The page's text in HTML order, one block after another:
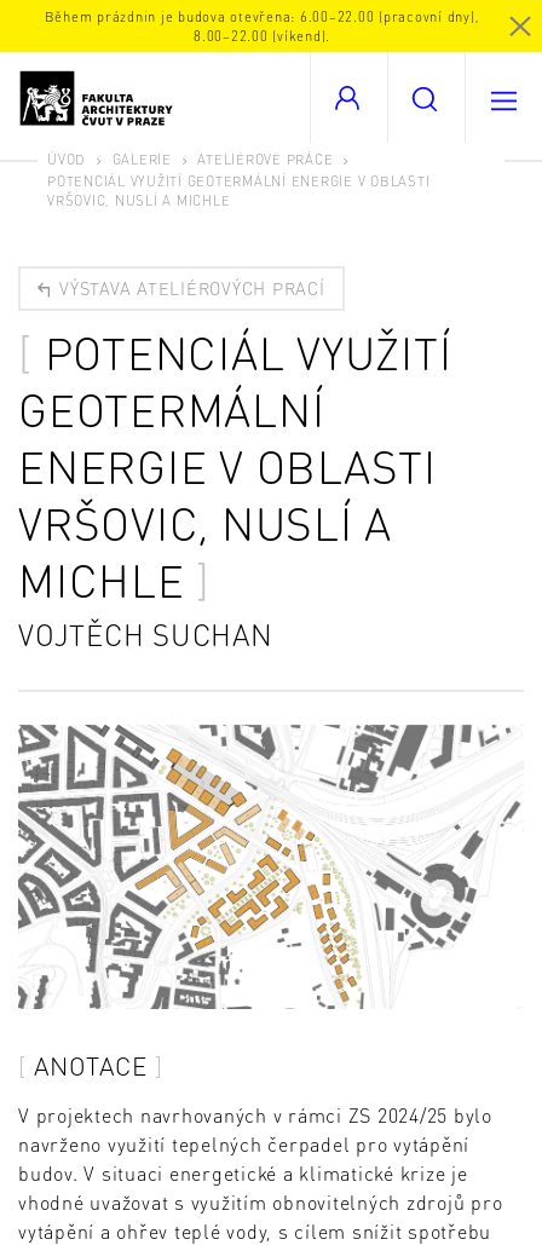
Během prázdnin je budova otevřena: 6.00–22.00 (pracovní dny),
8.00–22.00 (víkend).
ÚVOD GALERIE
ATELIÉROVÉ PRÁCE
POTENCIÁL VYUŽITÍ GEOTERMÁLNÍ ENERGIE V OBLASTI
VRŠOVIC, NUSLÍ A MICHLE
VÝSTAVA ATELIÉROVÝCH PRACÍ
POTENCIÁL VYUŽITÍ
GEOTERMÁLNÍ
ENERGIE V OBLASTI
VRŠOVIC, NUSLÍ A
MICHLE
VOJTĚCH SUCHAN
ANOTACE
V projektech navrhovaných v rámci ZS 2024/25 bylo
navrženo využití tepelných čerpadel pro vytápění
budov. V situaci energetické a klimatické krize je
vhodné uvažovat s využitím obnovitelných zdrojů pro
vytápění a ohřev teplé vody, s cílem snížit spotřebu